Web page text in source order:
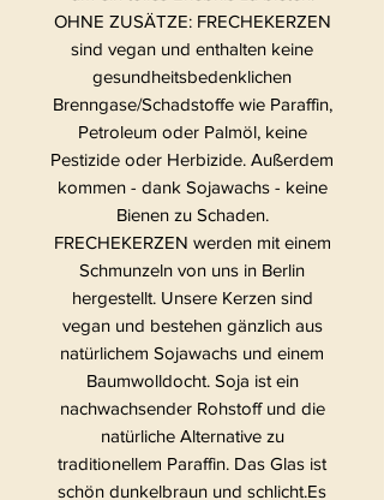
OHNE ZUSÄTZE: FRECHEKERZEN
sind vegan und enthalten keine
gesundheitsbedenklichen
Brenngase/Schadstoffe wie Paraffin,
Petroleum oder Palmöl, keine
Pestizide oder Herbizide. Außerdem
kommen - dank Sojawachs - keine
Bienen zu Schaden.
FRECHEKERZEN werden mit einem
Schmunzeln von uns in Berlin
hergestellt. Unsere Kerzen sind
vegan und bestehen gänzlich aus
natürlichem Sojawachs und einem
Baumwolldocht. Soja ist ein
nachwachsender Rohstoff und die
natürliche Alternative zu
traditionellem Paraffin. Das Glas ist
schön dunkelbraun und schlicht.Es